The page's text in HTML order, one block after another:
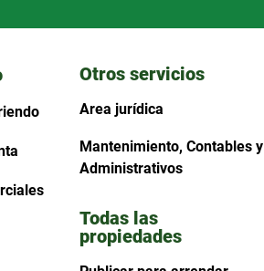
Otros servicios
Area jurídica
Mantenimiento, Contables y
Administrativos
Todas las
propiedades